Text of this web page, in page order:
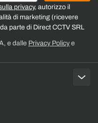
privacy, autorizzo il
di marketing (ricevere
parte di Direct CCTV SRL
e dalle Privacy Policy e